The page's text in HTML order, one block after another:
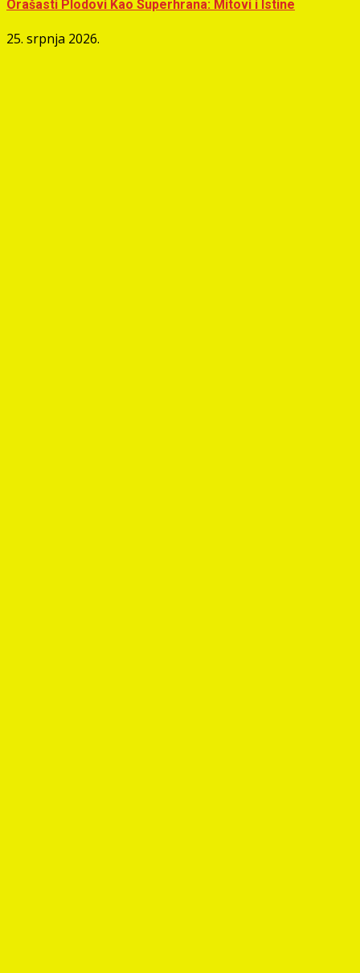
Orašasti Plodovi Kao Superhrana: Mitovi i Istine
25. srpnja 2026.